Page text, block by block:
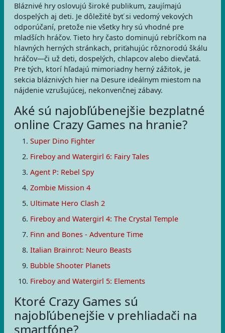
Bláznivé hry oslovujú široké publikum, zaujímajú
dospelých aj deti. Je dôležité byť si vedomý vekových
odporúčaní, pretože nie všetky hry sú vhodné pre
mladších hráčov. Tieto hry často dominujú rebríčkom na
hlavných herných stránkach, priťahujúc rôznorodú škálu
hráčov—či už deti, dospelých, chlapcov alebo dievčatá.
Pre tých, ktorí hľadajú mimoriadny herný zážitok, je
sekcia bláznivých hier na Desure ideálnym miestom na
nájdenie vzrušujúcej, nekonvenčnej zábavy.
Aké sú najobľúbenejšie bezplatné
online Crazy Games na hranie?
Super Dino Fighter
Fireboy and Watergirl 6: Fairy Tales
Agent P: Rebel Spy
Zombie Mission 4
Ultimate Hero Clash 2
Fireboy and Watergirl 4: The Crystal Temple
Finn and Bones - Adventure Time
Italian Brainrot: Neuro Beasts
Bubble Shooter Planets
Fireboy and Watergirl 5: Elements
Ktoré Crazy Games sú
najobľúbenejšie v prehliadači na
smartfóne?